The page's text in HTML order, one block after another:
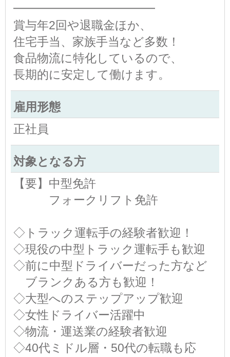
━━━━━━━━━━━━
賞与年2回や退職金ほか、
住宅手当、家族手当など多数！
食品物流に特化しているので、
長期的に安定して働けます。
雇用形態
正社員
対象となる方
【要】中型免許
フォークリフト免許
◇トラック運転手の経験者歓迎！
◇現役の中型トラック運転手も歓迎
◇前に中型ドライバーだった方など
ブランクある方も歓迎！
◇大型へのステップアップ歓迎
◇女性ドライバー活躍中
◇物流・運送業の経験者歓迎
◇40代ミドル層・50代の転職も応